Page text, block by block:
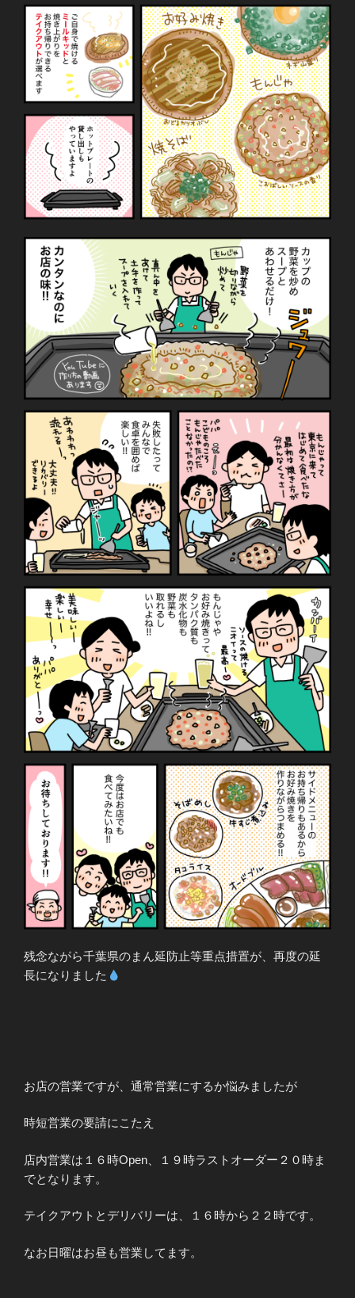
残念ながら千葉県のまん延防止等重点措置が、再度の延
長になりました
お店の営業ですが、通常営業にするか悩みましたが
時短営業の要請にこたえ
店内営業は１６時Open、１９時ラストオーダー２０時ま
でとなります。
テイクアウトとデリバリーは、１６時から２２時です。
なお日曜はお昼も営業してます。